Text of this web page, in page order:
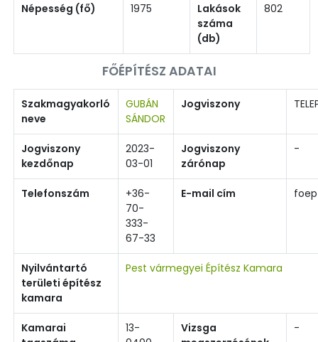
Népesség (fő) 1975
Lakások
száma
(db)
802
FŐÉPÍTÉSZ ADATAI
Szakmagyakorló
neve
GUBÁN
SÁNDOR
Jogviszony
Jogviszony
kezdőnap
2023-
03-01
Jogviszony
zárónap
-
Telefonszám
+36-
70-
333-
67-33
E-mail cím
Nyilvántartó
területi építész
kamara
Pest vármegyei Építész Kamara
Kamarai
13-
Vizsga
-